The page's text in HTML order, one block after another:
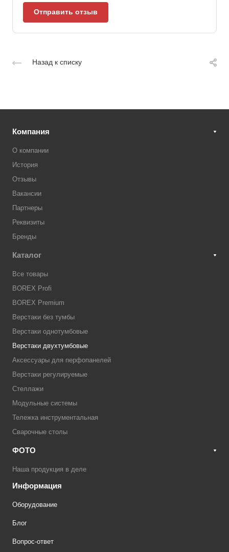
Отправить отзыв
Назад к списку
Компания
О компании
История
Отзывы
Вакансии
Партнеры
Реквизиты
Бренды
Каталог
Все товары
BOREX Profi
BOREX Premium
Верстаки без тумбы
Верстаки однотумбовые
Верстаки двухтумбовые
Аксессуары для перфопанелей
Верстаки регулируемые
Стеллажи
Модульные системы
Тележка инструментальная
Сварочные столы
ФОТО
Наша продукция в деле
Информация
Оборудование
Блог
Вопрос-ответ